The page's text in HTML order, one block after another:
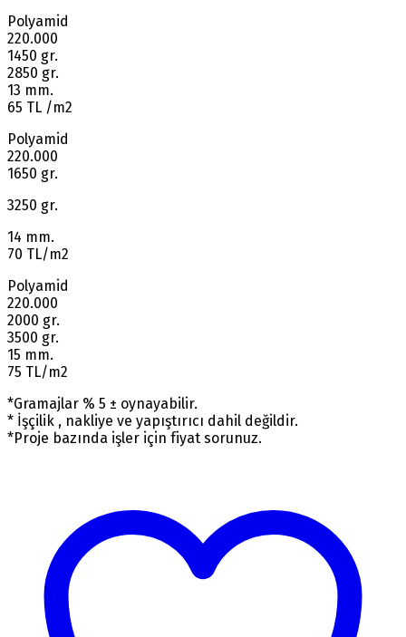
Polyamid
220.000
1450 gr.
2850 gr.
13 mm.
65 TL /m2
Polyamid
220.000
1650 gr.
3250 gr.
14 mm.
70 TL/m2
Polyamid
220.000
2000 gr.
3500 gr.
15 mm.
75 TL/m2
*Gramajlar % 5 ± oynayabilir.
* İşçilik , nakliye ve yapıştırıcı dahil değildir.
*Proje bazında işler için fiyat sorunuz.